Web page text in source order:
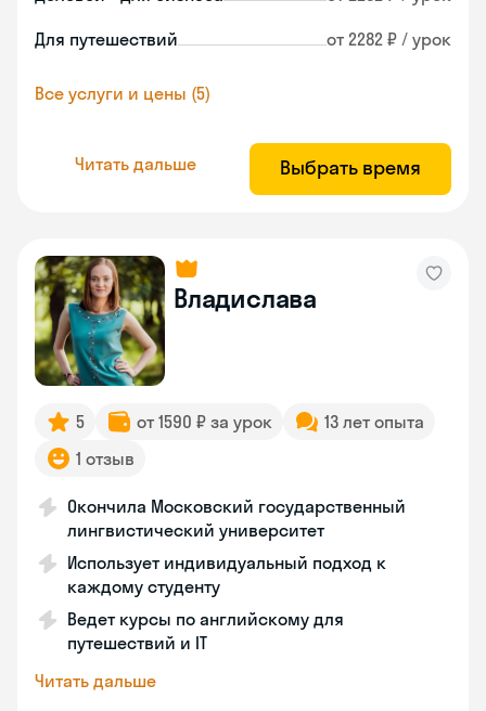
Для путешествий от 2282 ₽ / урок
Все услуги и цены (5)
Читать дальше Выбрать время
Владислава
5 от 1590 ₽ за урок
13 лет опыта
1 отзыв
Окончила Московский государственный
лингвистический университет
Использует индивидуальный подход к
каждому студенту
Ведет курсы по английскому для
путешествий и IT
Читать дальше